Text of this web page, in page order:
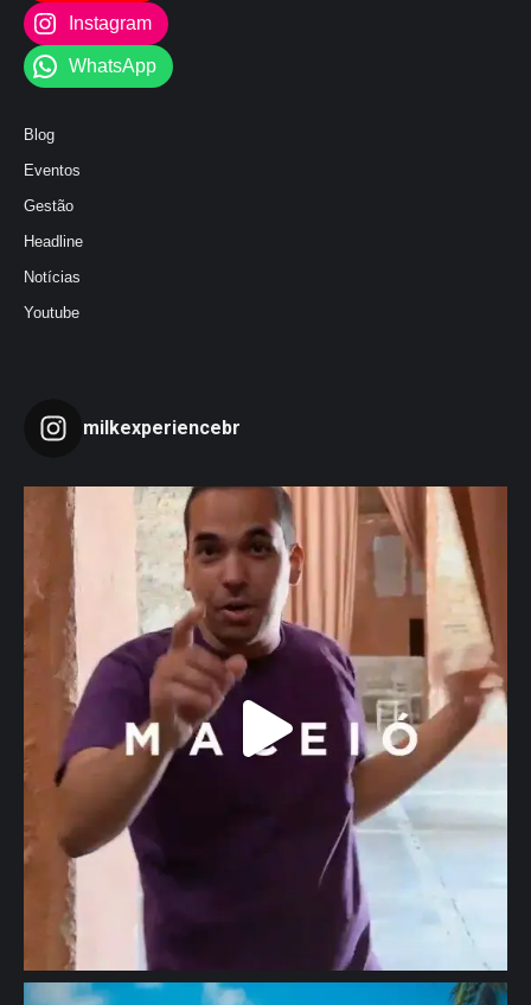
Instagram
WhatsApp
Blog
Eventos
Gestão
Headline
Notícias
Youtube
milkexperiencebr